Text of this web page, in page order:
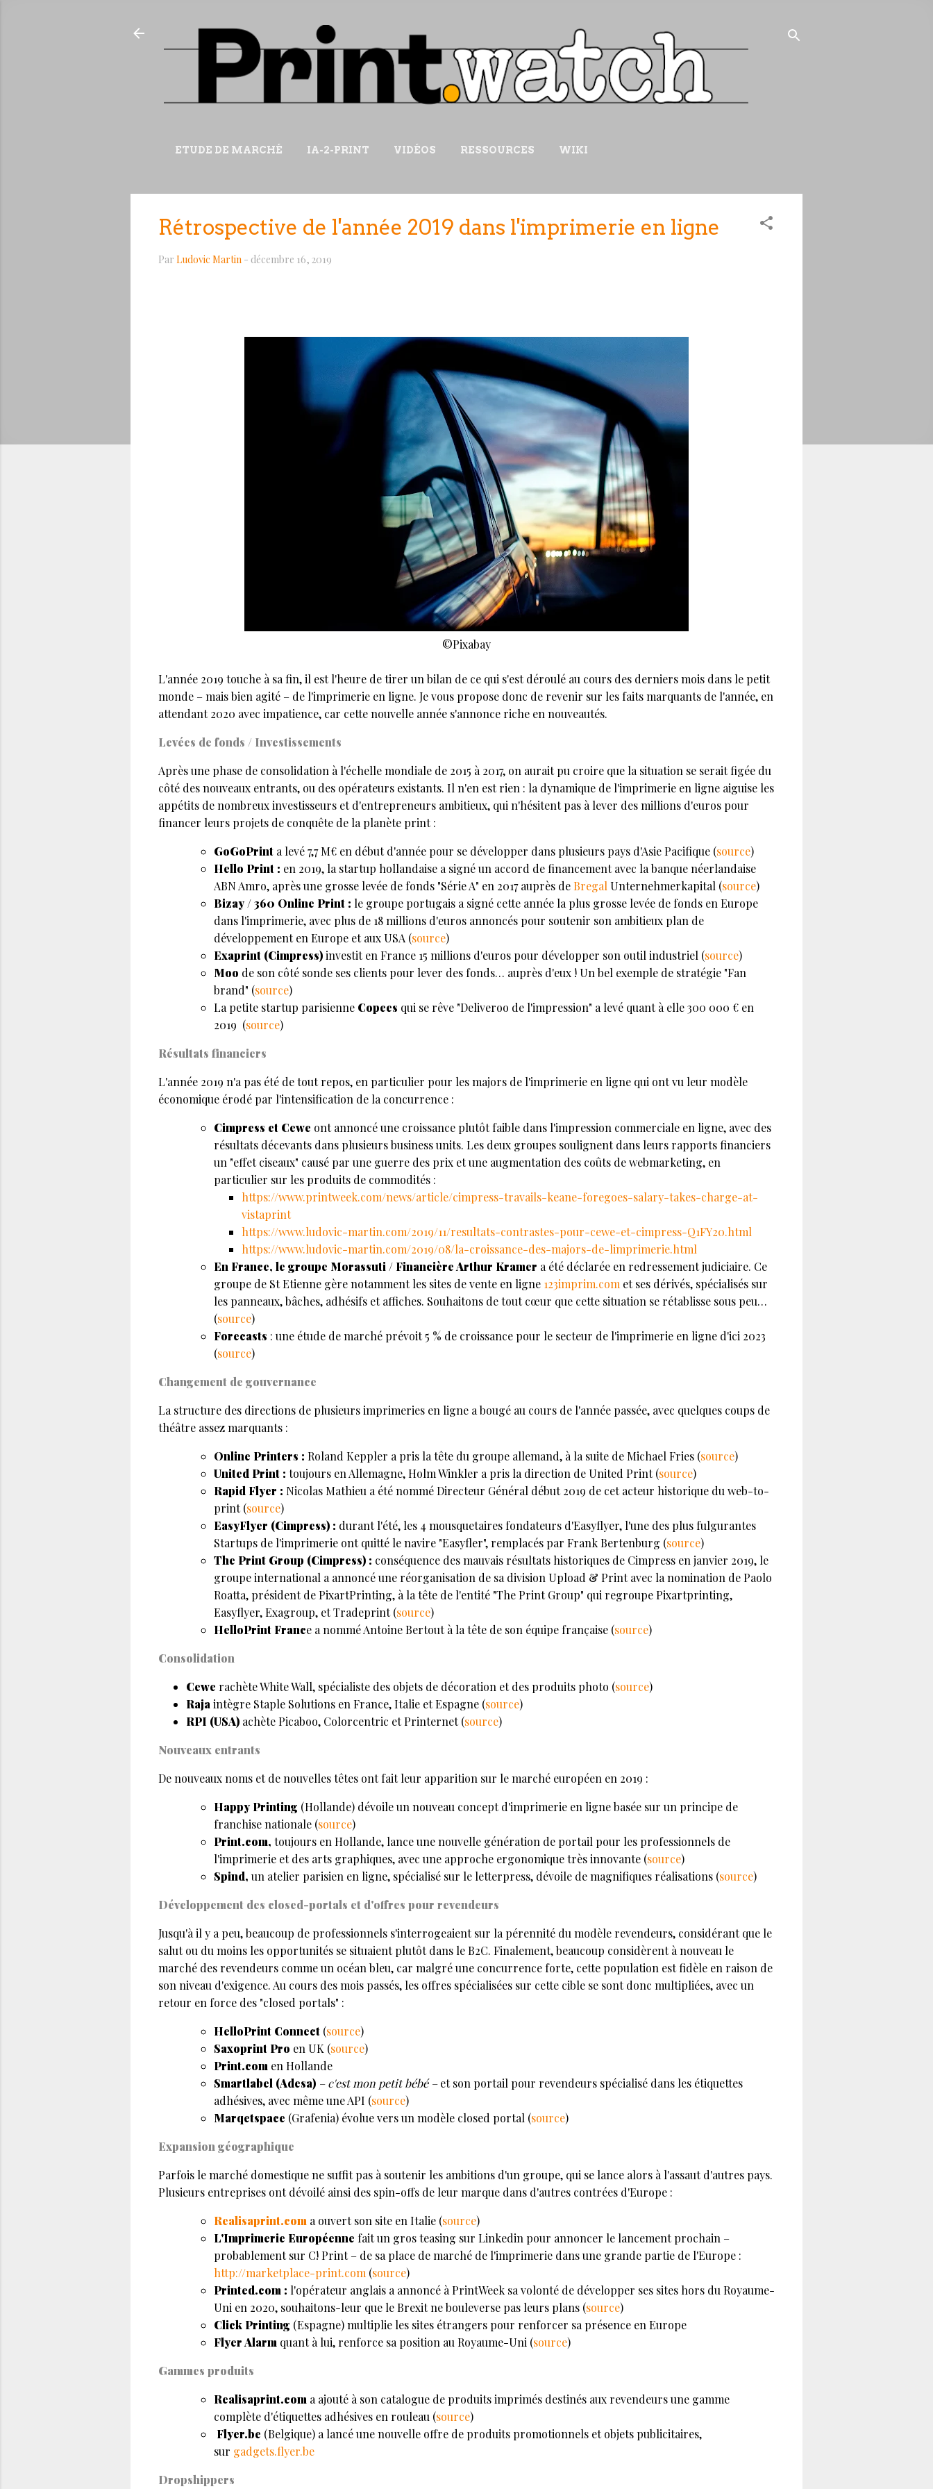
ETUDE DE MARCHÉ IA-2-PRINT VIDÉOS RESSOURCES WIKI
Rétrospective de l'année 2019 dans l'imprimerie en ligne
Par Ludovic Martin - décembre 16, 2019
©Pixabay
L'année 2019 touche à sa fin, il est l'heure de tirer un bilan de ce qui s'est déroulé au cours des derniers mois dans le petit
monde – mais bien agité – de l'imprimerie en ligne. Je vous propose donc de revenir sur les faits marquants de l'année, en
attendant 2020 avec impatience, car cette nouvelle année s'annonce riche en nouveautés.
Levées de fonds / Investissements
Après une phase de consolidation à l'échelle mondiale de 2015 à 2017, on aurait pu croire que la situation se serait figée du
côté des nouveaux entrants, ou des opérateurs existants. Il n'en est rien : la dynamique de l'imprimerie en ligne aiguise les
appétits de nombreux investisseurs et d'entrepreneurs ambitieux, qui n'hésitent pas à lever des millions d'euros pour
financer leurs projets de conquête de la planète print :
GoGoPrint a levé 7,7 M€ en début d'année pour se développer dans plusieurs pays d'Asie Pacifique (source)
Hello Print : en 2019, la startup hollandaise a signé un accord de financement avec la banque néerlandaise
ABN Amro, après une grosse levée de fonds "Série A" en 2017 auprès deBregal Unternehmerkapital (source)
Bizay / 360 Online Print : le groupe portugais a signé cette année la plus grosse levée de fonds en Europe
dans l'imprimerie, avec plus de 18 millions d'euros annoncés pour soutenir son ambitieux plan de
développement en Europe et aux USA (source)
Exaprint (Cimpress)investit en France 15 millions d'euros pour développer son outil industriel (source)
Moo de son côté sonde ses clients pour lever des fonds… auprès d'eux ! Un bel exemple de stratégie "Fan
brand" (source)
La petite startup parisienne Copees qui se rêve "Deliveroo de l'impression" a levé quant à elle 300 000 € en
2019 (source)
Résultats financiers
L'année 2019 n'a pas été de tout repos, en particulier pour les majors de l'imprimerie en ligne qui ont vu leur modèle
économique érodé par l'intensification de la concurrence :
Cimpress et Cewe ont annoncé une croissance plutôt faible dans l'impression commerciale en ligne, avec des
résultats décevants dans plusieurs business units. Les deux groupes soulignent dans leurs rapports financiers
un "effet ciseaux" causé par une guerre des prix et une augmentation des coûts de webmarketing, en
particulier sur les produits de commodités :
https://www.printweek.com/news/article/cimpress-travails-keane-foregoes-salary-takes-charge-at-
vistaprint
https://www.ludovic-martin.com/2019/11/resultats-contrastes-pour-cewe-et-cimpress-Q1FY20.html
https://www.ludovic-martin.com/2019/08/la-croissance-des-majors-de-limprimerie.html
En France, le groupe Morassuti / Financière Arthur Kramer a été déclarée en redressement judiciaire. Ce
groupe de St Etienne gère notamment les sites de vente en ligne 123imprim.com et ses dérivés, spécialisés sur
les panneaux, bâches, adhésifs et affiches. Souhaitons de tout cœur que cette situation se rétablisse sous peu…
(source)
Forecasts : une étude de marché prévoit 5 % de croissance pour le secteur de l'imprimerie en ligne d'ici 2023
(source)
Changement de gouvernance
La structure des directions de plusieurs imprimeries en ligne a bougé au cours de l'année passée, avec quelques coups de
théâtre assez marquants :
Online Printers : Roland Keppler a pris la tête du groupe allemand, à la suite de Michael Fries (source)
United Print : toujours en Allemagne, Holm Winkler a pris la direction de United Print (source)
Rapid Flyer : Nicolas Mathieu a été nommé Directeur Général début 2019 de cet acteur historique du web-to-
print (source)
EasyFlyer (Cimpress) : durant l'été, les 4 mousquetaires fondateurs d'Easyflyer, l'une des plus fulgurantes
Startups de l'imprimerie ont quitté le navire "Easyfler", remplacés par Frank Bertenburg (source)
The Print Group (Cimpress) : conséquence des mauvais résultats historiques de Cimpress en janvier 2019, le
groupe international a annoncé une réorganisation de sa division Upload & Print avec la nomination de Paolo
Roatta, président de PixartPrinting, à la tête de l'entité "The Print Group" qui regroupe Pixartprinting,
Easyflyer, Exagroup, et Tradeprint (source)
HelloPrint France a nommé Antoine Bertout à la tête de son équipe française (source)
Consolidation
Cewe rachète White Wall, spécialiste des objets de décoration et des produits photo (source)
Raja intègre Staple Solutions en France, Italie et Espagne (source)
RPI (USA) achète Picaboo, Colorcentric et Printernet (source)
Nouveaux entrants
De nouveaux noms et de nouvelles têtes ont fait leur apparition sur le marché européen en 2019 :
Happy Printing (Hollande) dévoile un nouveau concept d'imprimerie en ligne basée sur un principe de
franchise nationale (source)
Print.com, toujours en Hollande, lance une nouvelle génération de portail pour les professionnels de
l'imprimerie et des arts graphiques, avec une approche ergonomique très innovante (source)
Spind, un atelier parisien en ligne, spécialisé sur le letterpress, dévoile de magnifiques réalisations (source)
Développement des closed-portals et d'offres pour revendeurs
Jusqu'à il y a peu, beaucoup de professionnels s'interrogeaient sur la pérennité du modèle revendeurs, considérant que le
salut ou du moins les opportunités se situaient plutôt dans le B2C. Finalement, beaucoup considèrent à nouveau le
marché des revendeurs comme un océan bleu, car malgré une concurrence forte, cette population est fidèle en raison de
son niveau d'exigence. Au cours des mois passés, les offres spécialisées sur cette cible se sont donc multipliées, avec un
retour en force des "closed portals" :
HelloPrint Connect (source)
Saxoprint Pro en UK (source)
Print.com en Hollande
Smartlabel (Adesa) – c'est mon petit bébé –et son portail pour revendeurs spécialisé dans les étiquettes
adhésives, avec même une API (source)
Marqetspace (Grafenia) évolue vers un modèle closed portal (source)
Expansion géographique
Parfois le marché domestique ne suffit pas à soutenir les ambitions d'un groupe, qui se lance alors à l'assaut d'autres pays.
Plusieurs entreprises ont dévoilé ainsi des spin-offs de leur marque dans d'autres contrées d'Europe :
Realisaprint.com a ouvert son site en Italie (source)
L'Imprimerie Européenne fait un gros teasing sur Linkedin pour annoncer le lancement prochain –
probablement sur C! Print – de sa place de marché de l'imprimerie dans une grande partie de l'Europe :
http://marketplace-print.com (source)
Printed.com : l'opérateur anglais a annoncé à PrintWeek sa volonté de développer ses sites hors du Royaume-
Uni en 2020, souhaitons-leur que le Brexit ne bouleverse pas leurs plans (source)
Click Printing (Espagne) multiplie les sites étrangers pour renforcer sa présence en Europe
Flyer Alarm quant à lui, renforce sa position au Royaume-Uni (source)
Gammes produits
Realisaprint.com a ajouté à son catalogue de produits imprimés destinés aux revendeurs une gamme
complète d'étiquettes adhésives en rouleau (source)
Flyer.be (Belgique) a lancé une nouvelle offre de produits promotionnels et objets publicitaires,
sur gadgets.flyer.be
Dropshippers